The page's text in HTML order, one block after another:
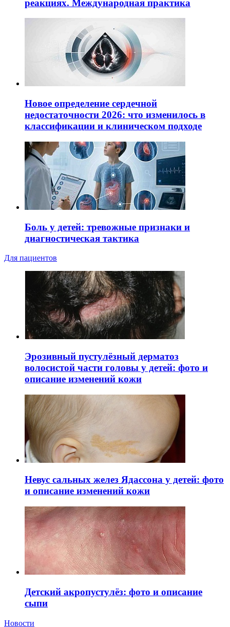
реакциях. Международная практика
Новое определение сердечной
недостаточности 2026: что изменилось в
классификации и клиническом подходе
Боль у детей: тревожные признаки и
диагностическая тактика
Для пациентов
Эрозивный пустулёзный дерматоз
волосистой части головы у детей: фото и
описание изменений кожи
Невус сальных желез Ядассона у детей: фото
и описание изменений кожи
Детский акропустулёз: фото и описание
сыпи
Новости